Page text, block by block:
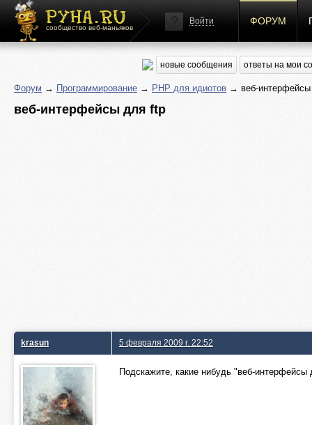
сообщество веб-маньяков
Войти ФОРУМ
новые сообщения ответы на мои
Форум → Программирование → PHP для идиотов → веб-
веб-интерфейсы для ftp
krasun 5 февраля 2009 г. 22:52
Подскажите, какие нибудь "веб-